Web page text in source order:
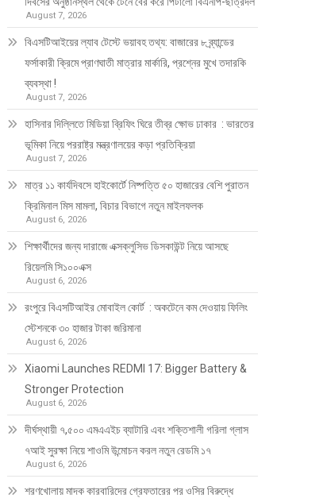
August 7, 2026
বিএসটিআইয়ের ল্যাব টেস্টে ভয়াবহ তথ্য: বাজারের ৮ ব্র্যান্ডের
ফর্সাকারী ক্রিমে প্রাণঘাতী মাত্রার মার্কারি, প্রশ্নের মুখে তদারকি
ব্যবস্থা !
August 7, 2026
হাসিনার দিল্লিতে মিডিয়া ব্রিফিং ঘিরে তীব্র ক্ষোভ ঢাকার : ভারতের
ভূমিকা নিয়ে পররাষ্ট্র মন্ত্রণালয়ের কড়া প্রতিক্রিয়া
August 7, 2026
মাত্র ১১ কার্যদিবসে হাইকোর্টে নিষ্পত্তি ৫০ হাজারের বেশি পুরাতন
ক্রিমিনাল মিস মামলা, বিচার বিভাগে নতুন মাইলফলক
August 6, 2026
শিক্ষার্থীদের জন্য দারাজে এক্সক্লুসিভ ডিসকাউন্ট নিয়ে আসছে
রিয়েলমি সি১০০এক্স
August 6, 2026
রংপুরে বিএসটিআইর মোবাইল কোর্ট : অকটেনে কম দেওয়ায় ফিলিং
স্টেশনকে ৩০ হাজার টাকা জরিমানা
August 6, 2026
Xiaomi Launches REDMI 17: Bigger Battery &
Stronger Protection
August 6, 2026
দীর্ঘস্থায়ী ৭,৫০০ এমএএইচ ব্যাটারি এবং শক্তিশালী গরিলা গ্লাস
৭আই সুরক্ষা নিয়ে শাওমি উন্মোচন করল নতুন রেডমি ১৭
August 6, 2026
শরণখোলায় মাদক কারবারিদের গ্রেফতারের পর ওসির বিরুদ্ধে